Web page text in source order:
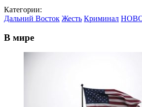
Категории:
Дальний Восток Жесть Криминал
В мире